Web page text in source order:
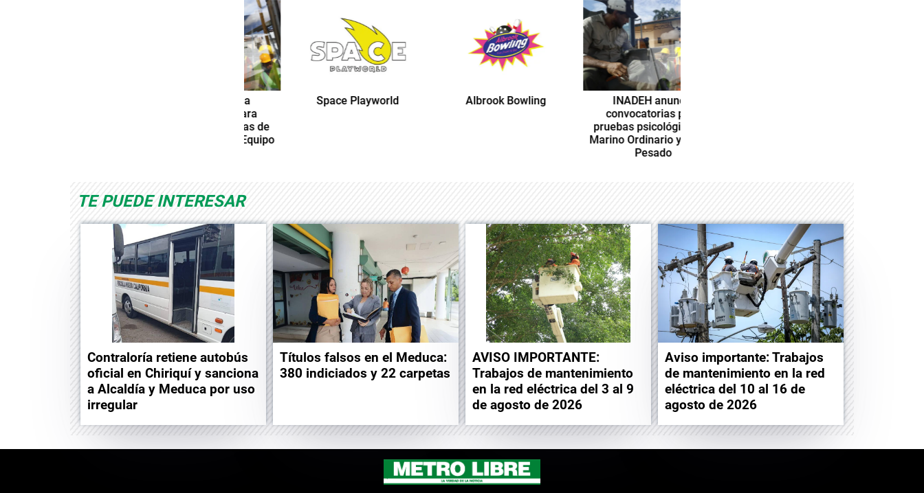
Space Playworld Albrook Bowling
INADEH anuncia
convocatorias para
pruebas psicológicas de
Marino Ordinario y Equipo
TE PUEDE INTERESAR
Contraloría retiene autobús
oficial en Chiriquí y sanciona
a Alcaldía y Meduca por uso
irregular
Títulos falsos en el Meduca:
380 indiciados y 22 carpetas
AVISO IMPORTANTE:
Trabajos de mantenimiento
en la red eléctrica del 3 al 9
de agosto de 2026
Aviso importante: Trabajos
de mantenimiento en la red
eléctrica del 10 al 16 de
agosto de 2026